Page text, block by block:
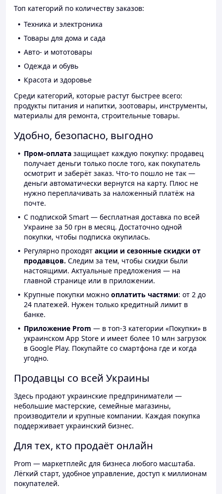
Топ категорий по количеству заказов:
Техника и электроника
Товары для дома и сада
Авто- и мототовары
Одежда и обувь
Красота и здоровье
Среди категорий, которые растут быстрее всего:
продукты питания и напитки, зоотовары, инструменты,
материалы для ремонта, строительные товары.
Удобно, безопасно, выгодно
Пром-оплата защищает каждую покупку: продавец
получает деньги только после того, как покупатель
осмотрит и заберёт заказ. Что-то пошло не так —
деньги автоматически вернутся на карту. Плюс не
нужно переплачивать за наложенный платёж на
почте.
С подпиской Smart — бесплатная доставка по всей
Украине за 50 грн в месяц. Достаточно одной
покупки, чтобы подписка окупилась.
Регулярно проходят акции и сезонные скидки от
продавцов. Следим за тем, чтобы скидки были
настоящими. Актуальные предложения — на
главной странице или в приложении.
Крупные покупки можно оплатить частями: от 2 до
24 платежей. Нужен только кредитный лимит в
банке.
Приложение Prom — в топ-3 категории «Покупки» в
украинском App Store и имеет более 10 млн загрузок
в Google Play. Покупайте со смартфона где и когда
угодно.
Продавцы со всей Украины
Здесь продают украинские предприниматели —
небольшие мастерские, семейные магазины,
производители и крупные компании. Каждая покупка
поддерживает украинский бизнес.
Для тех, кто продаёт онлайн
Prom — маркетплейс для бизнеса любого масштаба.
Лёгкий старт, удобное управление, доступ к миллионам
покупателей.